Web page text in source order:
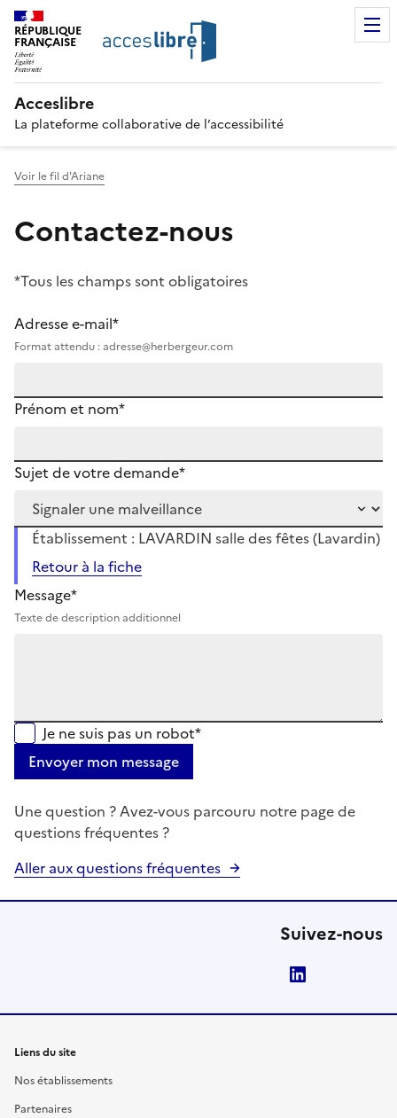
RÉPUBLIQUE
FRANÇAISE
Acceslibre
La plateforme collaborative de l’accessibilité
Voir le fil d'Ariane
Contactez-nous
*Tous les champs sont obligatoires
Adresse e-mail*
Format attendu : adresse@herbergeur.com
Prénom et nom*
Sujet de votre demande*
Établissement : LAVARDIN salle des fêtes (Lavardin)
Retour à la fiche
Message*
Texte de description additionnel
Je ne suis pas un robot*
Envoyer mon message
Une question ? Avez-vous parcouru notre page de
questions fréquentes ?
Aller aux questions fréquentes
Suivez-nous
Liens du site
Nos établissements
Partenaires